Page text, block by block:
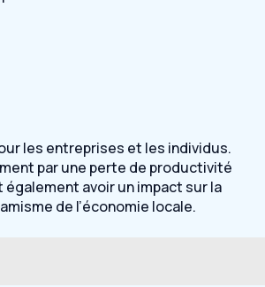
les entreprises et les individus.
par une perte de productivité
avoir un impact sur la
de l’économie locale.